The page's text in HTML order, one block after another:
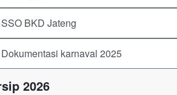
SSO BKD Jateng
Dokumentasi karnaval 2025
2026